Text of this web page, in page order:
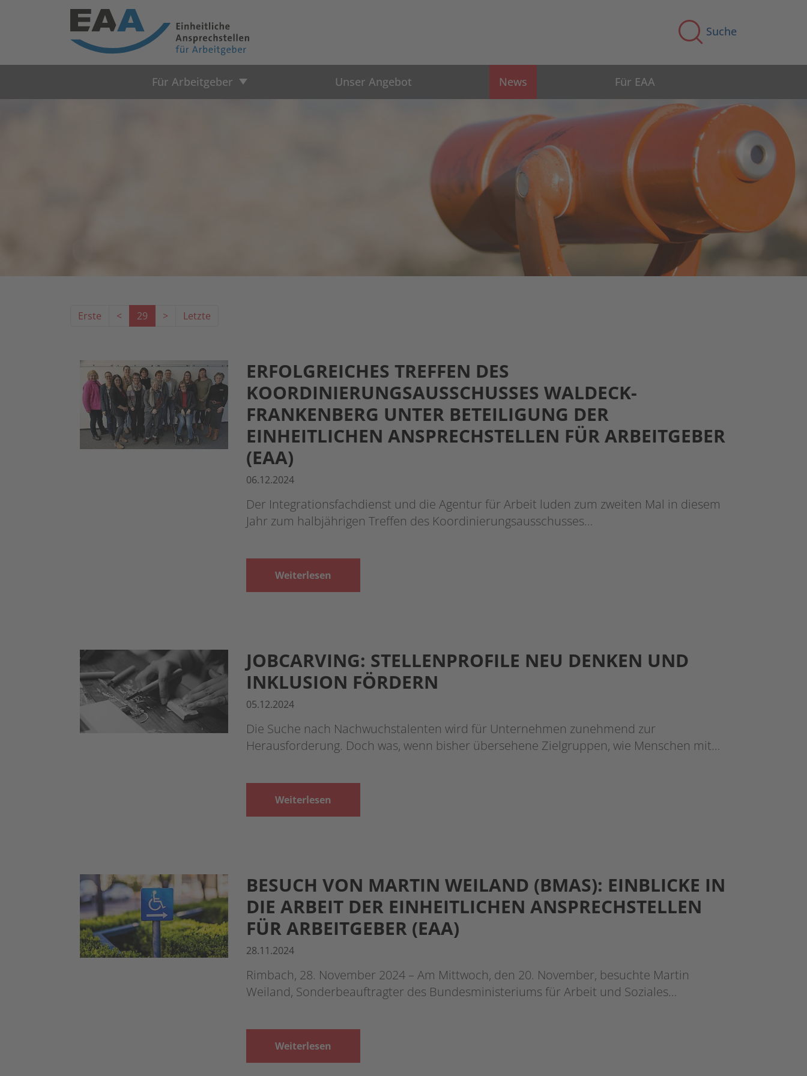
Suche
Für Arbeitgeber Unser Angebot News Für EAA
Erste < 29 > Letzte
ERFOLGREICHES TREFFEN DES
KOORDINIERUNGSAUSSCHUSSES WALDECK-
FRANKENBERG UNTER BETEILIGUNG DER
EINHEITLICHEN ANSPRECHSTELLEN FÜR ARBEITGEBER
(EAA)
06.12.2024
Der Integrationsfachdienst und die Agentur für Arbeit luden zum zweiten Mal in diesem
Jahr zum halbjährigen Treffen des Koordinierungsausschusses…
Weiterlesen
JOBCARVING: STELLENPROFILE NEU DENKEN UND
INKLUSION FÖRDERN
05.12.2024
Die Suche nach Nachwuchstalenten wird für Unternehmen zunehmend zur
Herausforderung. Doch was, wenn bisher übersehene Zielgruppen, wie Menschen mit…
Weiterlesen
BESUCH VON MARTIN WEILAND (BMAS): EINBLICKE IN
DIE ARBEIT DER EINHEITLICHEN ANSPRECHSTELLEN
FÜR ARBEITGEBER (EAA)
28.11.2024
Rimbach, 28. November 2024 – Am Mittwoch, den 20. November, besuchte Martin
Weiland, Sonderbeauftragter des Bundesministeriums für Arbeit und Soziales…
Weiterlesen